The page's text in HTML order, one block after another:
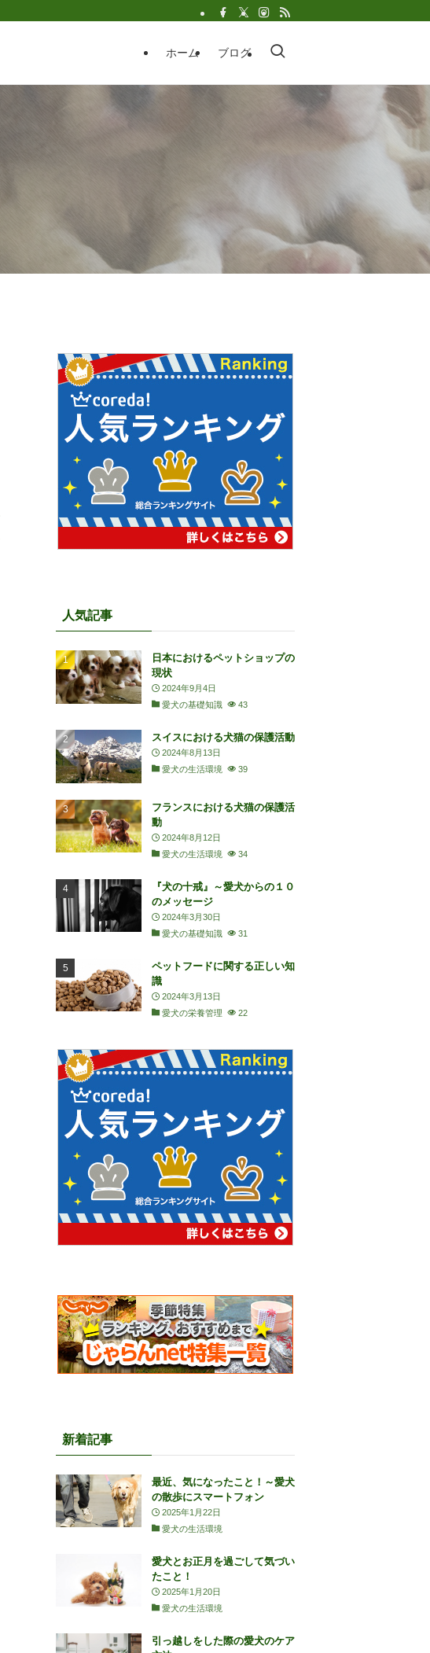
ホーム ブログ
人気記事
日本におけるペットショップの
現状
2024年9月4日
愛犬の基礎知識
43
スイスにおける犬猫の保護活動
2024年8月13日
愛犬の生活環境
39
フランスにおける犬猫の保護活
動
2024年8月12日
愛犬の生活環境
34
『犬の十戒』～愛犬からの１０
のメッセージ
2024年3月30日
愛犬の基礎知識
31
ペットフードに関する正しい知
識
2024年3月13日
愛犬の栄養管理
22
新着記事
最近、気になったこと！～愛犬
の散歩にスマートフォン
2025年1月22日
愛犬の生活環境
愛犬とお正月を過ごして気づい
たこと！
2025年1月20日
愛犬の生活環境
引っ越しをした際の愛犬のケア